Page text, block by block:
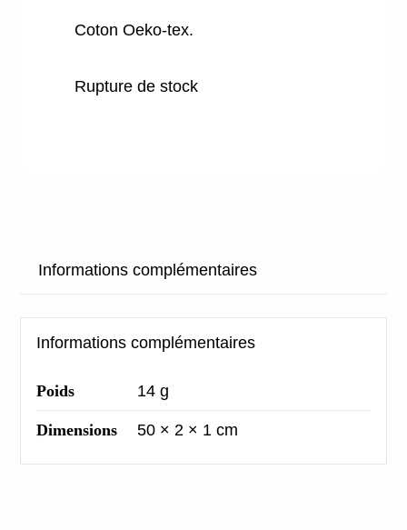
Coton Oeko-tex.
Rupture de stock
Informations complémentaires
Informations complémentaires
Poids 14 g
Dimensions 50 × 2 × 1 cm